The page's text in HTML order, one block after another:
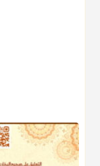
الصاع..فمن شق عليه
أ.د. صالح